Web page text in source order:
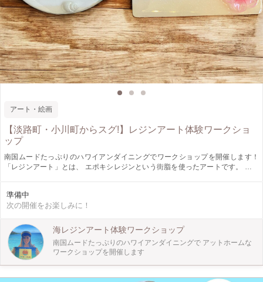
アート・絵画
【淡路町・小川町からスグ!】レジンアート体験ワークショ
ップ
南国ムードたっぷりのハワイアンダイニングでワークショップを開催します！
「レジンアート」とは、 エポキシレジンという街脂を使ったアートです。 絵の
（15cmx15cm） ③カメのスタンドパネル（手のひらサイズ） ◎初心者でも簡単
にできます。 ◎親子でのご参加大歓迎！ ◎所要時間は「2時間」です！ 作業＋
週間以内に発送します） お子さまと、ご友人と、もちろんおひとりでも、 リラ
ックスしながら楽しめます♪ ご不明点等ございましたら、お気軽にお問い合わせ
ください。
準備中
次の開催をお楽しみに！
海レジンアート体験ワークショップ
南国ムードたっぷりのハワイアンダイニングで アットホームな
ワークショップを開催します